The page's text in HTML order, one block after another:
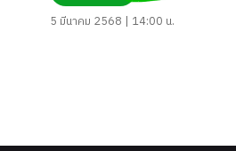
5 มีนาคม 2568 | 14:00 น.